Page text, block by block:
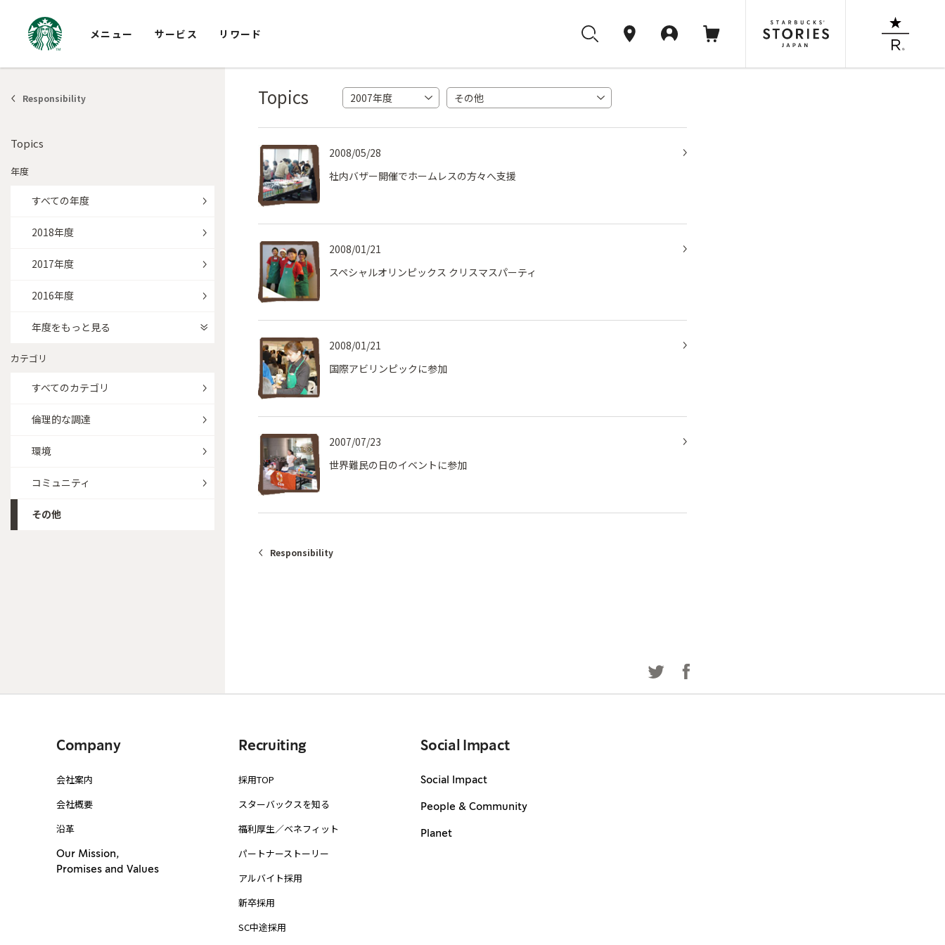
メニュー サービス リワード
Topics 2007年度 その他
2008/05/28
社内バザー開催でホームレスの方々へ支援
2008/01/21
スペシャルオリンピックス クリスマスパーティ
2008/01/21
国際アビリンピックに参加
2007/07/23
世界難民の日のイベントに参加
Responsibility
Responsibility
Topics
年度
すべての年度
2018年度
2017年度
2016年度
年度をもっと見る
カテゴリ
すべてのカテゴリ
倫理的な調達
環境
コミュニティ
その他
Company
会社案内
会社概要
沿革
Our Mission,
Promises and Values
Recruiting
採用TOP
スターバックスを知る
福利厚生／ベネフィット
パートナーストーリー
アルバイト採用
新卒採用
SC中途採用
Social Impact
Social Impact
People & Community
Planet